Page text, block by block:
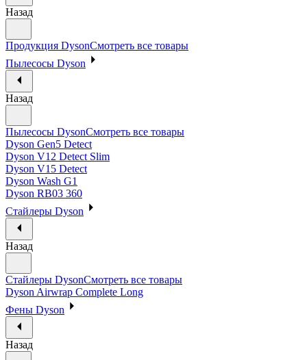
Назад
Продукция DysonСмотреть все товары
Пылесосы Dyson
Назад
Пылесосы DysonСмотреть все товары
Dyson Gen5 Detect
Dyson V12 Detect Slim
Dyson V15 Detect
Dyson Wash G1
Dyson RB03 360
Стайлеры Dyson
Назад
Стайлеры DysonСмотреть все товары
Dyson Airwrap Complete Long
Фены Dyson
Назад